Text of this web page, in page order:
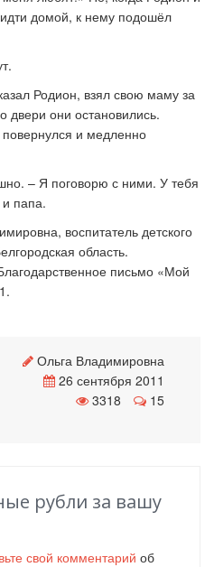
домой, к нему подошёл
Родион, взял свою маму за
двери они остановились.
и медленно
– Я поговорю с ними. У тебя
папа.
воспитатель детского
область.
письмо «Мой
Ольга Владимировна
26 сентября 2011
3318
15
рубли за вашу
свой комментарий об